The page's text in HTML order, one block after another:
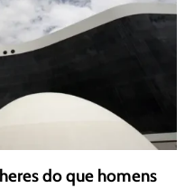
do que homens